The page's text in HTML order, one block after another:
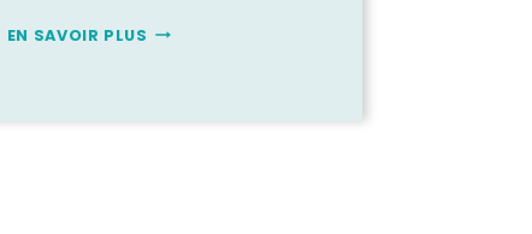
EN SAVOIR PLUS L’IMPACT
PETITS